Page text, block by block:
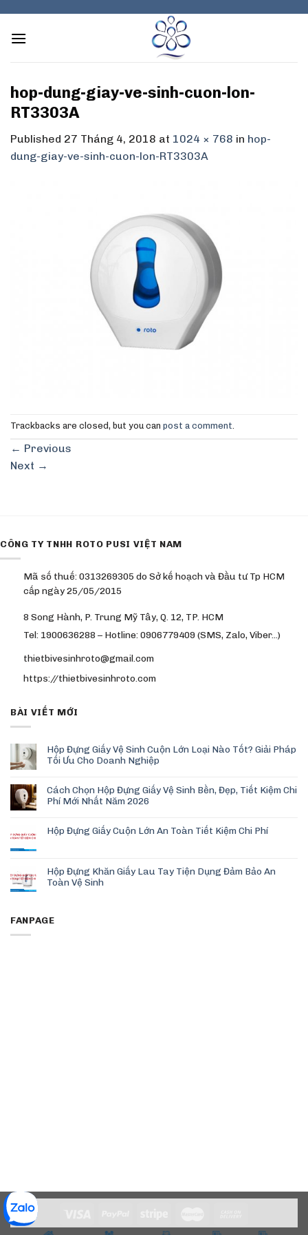
content
hop-dung-giay-ve-sinh-cuon-lon-
RT3303A
Published 27 Tháng 4, 2018 at 1024 × 768 in hop-
dung-giay-ve-sinh-cuon-lon-RT3303A
Trackbacks are closed, but you can post a comment.
← Previous
Next →
CÔNG TY TNHH ROTO PUSI VIỆT NAM
Mã số thuế: 0313269305 do Sở kế hoạch và Đầu tư Tp HCM
cấp ngày 25/05/2015
8 Song Hành, P. Trung Mỹ Tây, Q. 12, TP. HCM
Tel: 1900636288 – Hotline: 0906779409 (SMS, Zalo, Viber…)
thietbivesinhroto@gmail.com
https://thietbivesinhroto.com
BÀI VIẾT MỚI
Hộp Đựng Giấy Vệ Sinh Cuộn Lớn Loại Nào Tốt? Giải Pháp
Tối Ưu Cho Doanh Nghiệp
Cách Chọn Hộp Đựng Giấy Vệ Sinh Bền, Đẹp, Tiết Kiệm Chi
Phí Mới Nhất Năm 2026
Hộp Đựng Giấy Cuộn Lớn An Toàn Tiết Kiệm Chi Phí
Hộp Đựng Khăn Giấy Lau Tay Tiện Dụng Đảm Bảo An
Toàn Vệ Sinh
FANPAGE